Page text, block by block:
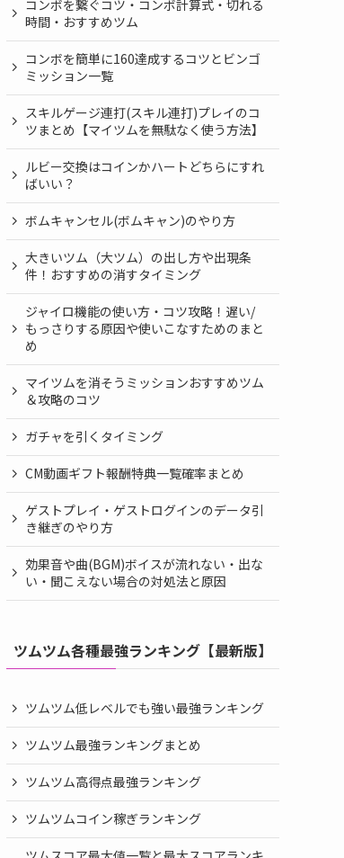
コンボを繋ぐコツ・コンボ計算式・切れる
時間・おすすめツム
コンボを簡単に160達成するコツとビンゴ
ミッション一覧
スキルゲージ連打(スキル連打)プレイのコ
ツまとめ【マイツムを無駄なく使う方法】
ルビー交換はコインかハートどちらにすれ
ばいい？
ボムキャンセル(ボムキャン)のやり方
大きいツム（大ツム）の出し方や出現条
件！おすすめの消すタイミング
ジャイロ機能の使い方・コツ攻略！遅い/
もっさりする原因や使いこなすためのまと
め
マイツムを消そうミッションおすすめツム
＆攻略のコツ
ガチャを引くタイミング
CM動画ギフト報酬特典一覧確率まとめ
ゲストプレイ・ゲストログインのデータ引
き継ぎのやり方
効果音や曲(BGM)ボイスが流れない・出な
い・聞こえない場合の対処法と原因
ツムツム各種最強ランキング【最新版】
ツムツム低レベルでも強い最強ランキング
ツムツム最強ランキングまとめ
ツムツム高得点最強ランキング
ツムツムコイン稼ぎランキング